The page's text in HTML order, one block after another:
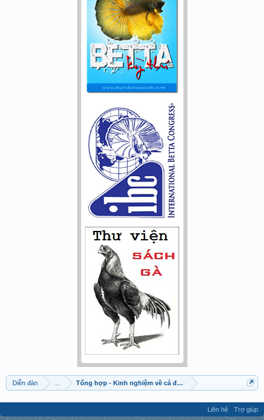
Diễn đàn Tổng hợp - Kinh nghiệm về cá đá - cá chọi
Liên hệ
Trợ giúp